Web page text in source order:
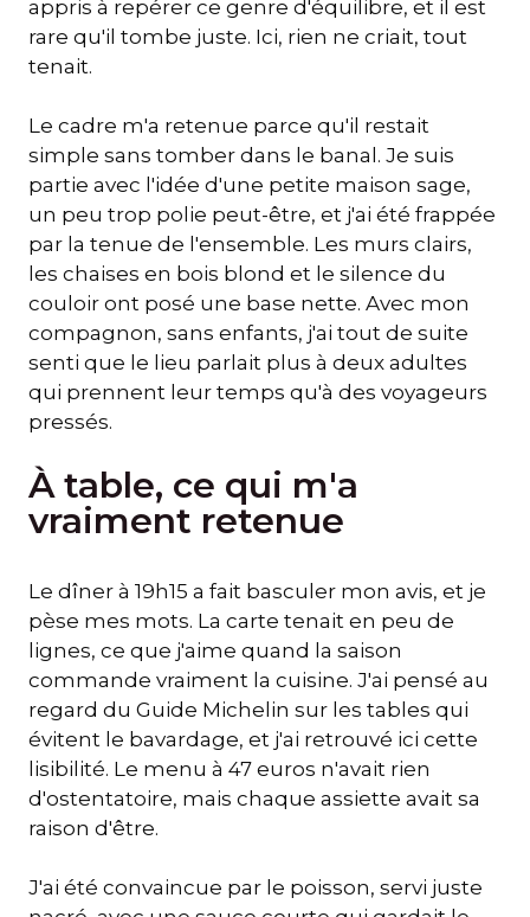
appris à repérer ce genre d'équilibre, et il est
rare qu'il tombe juste. Ici, rien ne criait, tout
tenait.
Le cadre m'a retenue parce qu'il restait
simple sans tomber dans le banal. Je suis
partie avec l'idée d'une petite maison sage,
un peu trop polie peut-être, et j'ai été frappée
par la tenue de l'ensemble. Les murs clairs,
les chaises en bois blond et le silence du
couloir ont posé une base nette. Avec mon
compagnon, sans enfants, j'ai tout de suite
senti que le lieu parlait plus à deux adultes
qui prennent leur temps qu'à des voyageurs
pressés.
À table, ce qui m'a
vraiment retenue
Le dîner à 19h15 a fait basculer mon avis, et je
pèse mes mots. La carte tenait en peu de
lignes, ce que j'aime quand la saison
commande vraiment la cuisine. J'ai pensé au
regard du Guide Michelin sur les tables qui
évitent le bavardage, et j'ai retrouvé ici cette
lisibilité. Le menu à 47 euros n'avait rien
d'ostentatoire, mais chaque assiette avait sa
raison d'être.
J'ai été convaincue par le poisson, servi juste